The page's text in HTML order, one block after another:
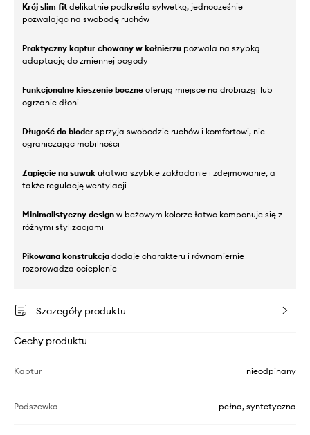
Krój slim fit delikatnie podkreśla sylwetkę, jednocześnie
pozwalając na swobodę ruchów
Praktyczny kaptur chowany w kołnierzu pozwala na szybką
adaptację do zmiennej pogody
Funkcjonalne kieszenie boczne oferują miejsce na drobiazgi lub
ogrzanie dłoni
Długość do bioder sprzyja swobodzie ruchów i komfortowi, nie
ograniczając mobilności
Zapięcie na suwak ułatwia szybkie zakładanie i zdejmowanie, a
także regulację wentylacji
Minimalistyczny design w beżowym kolorze łatwo komponuje się z
różnymi stylizacjami
Pikowana konstrukcja dodaje charakteru i równomiernie
rozprowadza ocieplenie
Szczegóły produktu
Cechy produktu
Kaptur nieodpinany
Podszewka pełna, syntetyczna